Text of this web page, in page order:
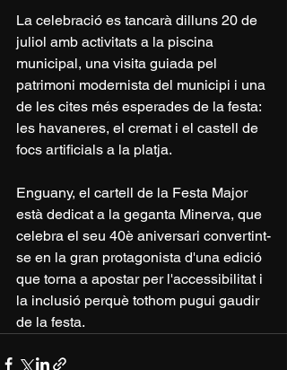
La celebració es tancarà dilluns 20 de
juliol amb activitats a la piscina
municipal, una visita guiada pel
patrimoni modernista del municipi i una
de les cites més esperades de la festa:
les havaneres, el cremat i el castell de
focs artificials a la platja.
Enguany, el cartell de la Festa Major
està dedicat a la geganta Minerva, que
celebra el seu 40è aniversari convertint-
se en la gran protagonista d'una edició
que torna a apostar per l'accessibilitat i
la inclusió perquè tothom pugui gaudir
de la festa.